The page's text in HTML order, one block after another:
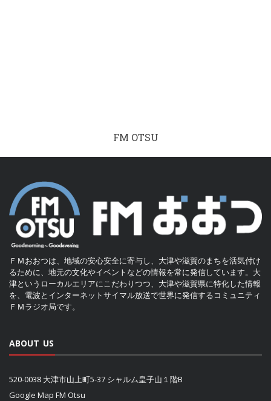
FM OTSU
ＦＭおおつは、地域の安心安全に寄与し、大津や滋賀のまちを活気付け
るために、地元の文化やイベントなどの情報を常に発信しています。大
津というローカルエリアにこだわりつつ、大津や滋賀県に特化した情報
を、電波とインターネットサイマル放送で世界に発信するコミュニティ
ＦＭラジオ局です。
ABOUT US
520-0038 大津市山上町5-37 シャルム皇子山１階B
Google Map FM Otsu